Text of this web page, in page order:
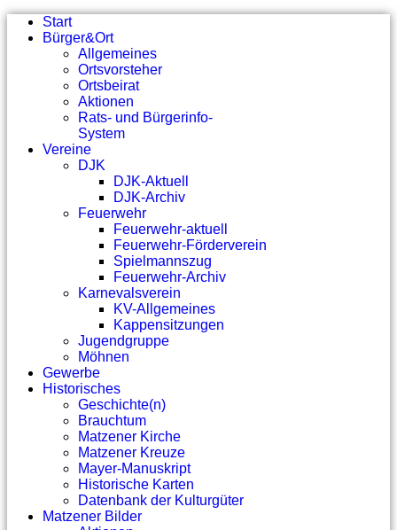
Start
Bürger&Ort
Allgemeines
Ortsvorsteher
Ortsbeirat
Aktionen
Rats- und Bürgerinfo-
System
Vereine
DJK
DJK-Aktuell
DJK-Archiv
Feuerwehr
Feuerwehr-aktuell
Feuerwehr-Förderverein
Spielmannszug
Feuerwehr-Archiv
Karnevalsverein
KV-Allgemeines
Kappensitzungen
Jugendgruppe
Möhnen
Gewerbe
Historisches
Geschichte(n)
Brauchtum
Matzener Kirche
Matzener Kreuze
Mayer-Manuskript
Historische Karten
Datenbank der Kulturgüter
Matzener Bilder